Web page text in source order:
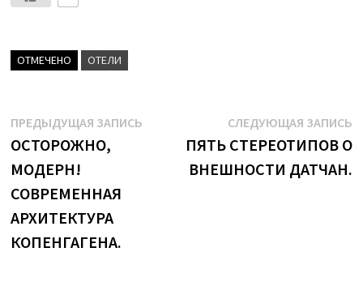
ОТМЕЧЕНО ОТЕЛИ
Навигация
по
записям
ПРЕДЫДУЩАЯ ЗАПИСЬ
запись:
ОСТОРОЖНО,
МОДЕРН!
СОВРЕМЕННАЯ
АРХИТЕКТУРА
КОПЕНГАГЕНА.
СЛЕДУЮЩАЯ ЗАПИСЬ
ПЯТЬ СТЕРЕОТИПОВ О
ВНЕШНОСТИ ДАТЧАН.